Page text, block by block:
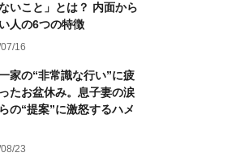
いこと」とは？ 内面から
人の6つの特徴
16
家の“非常識な行い”に疲
たお盆休み。息子妻の涙
の“提案”に激怒するハメ
23